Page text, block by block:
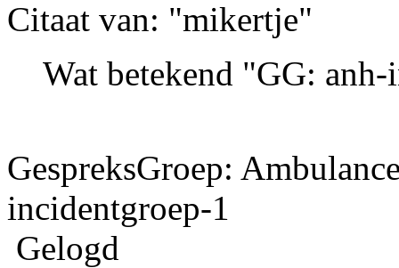
Citaat van: "mikertje"
Wat betekend "GG:
GespreksGroep:
incidentgroep-1
Gelogd